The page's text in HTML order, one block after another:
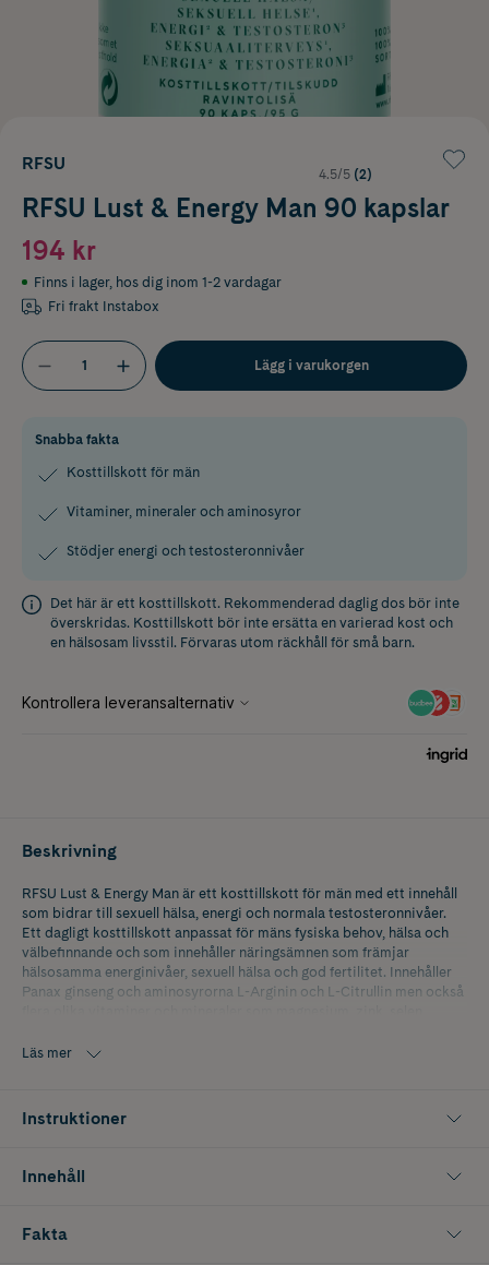
RFSU
4.5/5 (2)
RFSU Lust & Energy Man 90 kapslar
194 kr
Finns i lager, hos dig inom 1-2 vardagar
Fri frakt Instabox
Lägg i varukorgen
Snabba fakta
Kosttillskott för män
Vitaminer, mineraler och aminosyror
Stödjer energi och testosteronnivåer
Det här är ett kosttillskott. Rekommenderad daglig dos bör inte
överskridas. Kosttillskott bör inte ersätta en varierad kost och
en hälsosam livsstil. Förvaras utom räckhåll för små barn.
Beskrivning
RFSU Lust & Energy Man är ett kosttillskott för män med ett innehåll
som bidrar till sexuell hälsa, energi och normala testosteronnivåer.
Ett dagligt kosttillskott anpassat för mäns fysiska behov, hälsa och
välbefinnande och som innehåller näringsämnen som främjar
hälsosamma energinivåer, sexuell hälsa och god fertilitet. Innehåller
Panax ginseng och aminosyrorna L-Arginin och L-Citrullin men också
Läs mer
Instruktioner
Innehåll
Fakta